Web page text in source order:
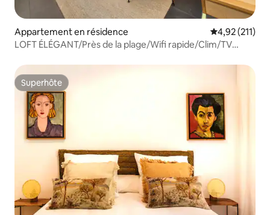
Appartement en résidence Évaluation
4,92 (211)
LOFT ÉLÉGANT/Près de la plage/Wifi rapide/Clim/TV
Superhôte
Superhôte